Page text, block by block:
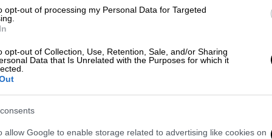
opt-out of processing my Personal Data for Targeted
opt-out of Collection, Use, Retention, Sale, and/or Sharing
Data that Is Unrelated with the Purposes for which it
allow Google to enable storage related to advertising like cookies on